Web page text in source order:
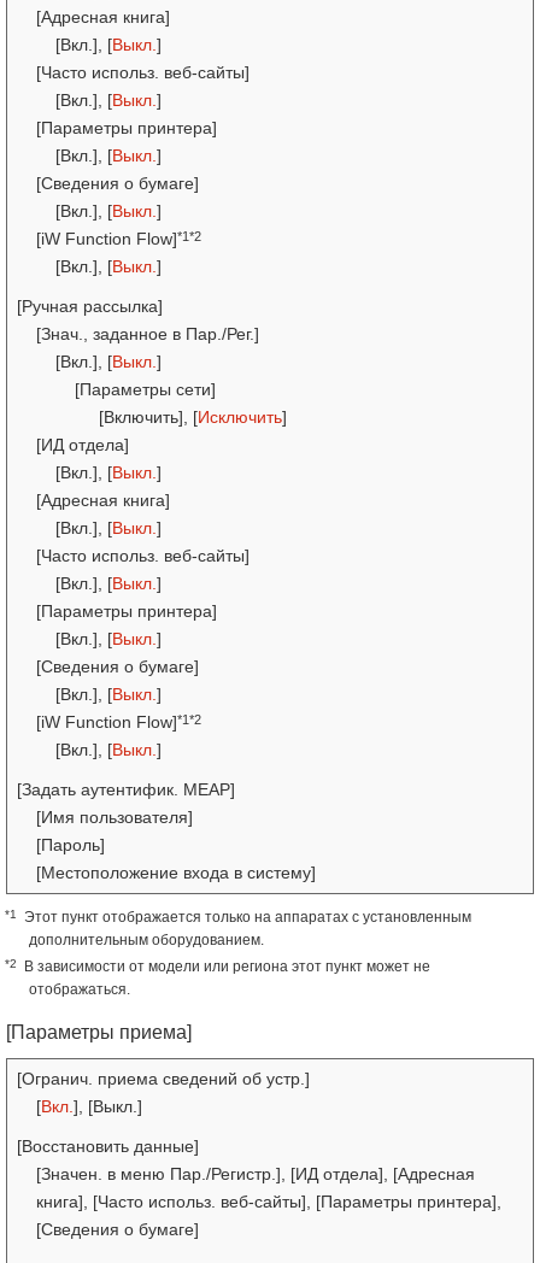
[Адресная книга]
[Вкл.], [Выкл. ]
[Часто использ. веб-сайты]
[Вкл.], [Выкл. ]
[Параметры принтера]
[Вкл.], [Выкл. ]
[Сведения о бумаге]
[Вкл.], [Выкл. ]
[iW Function Flow]*1*2
[Вкл.], [Выкл. ]
[Ручная рассылка]
[Знач., заданное в Пар./Рег.]
[Вкл.], [Выкл. ]
[Параметры сети]
[Включить], [Исключить]
[ИД отдела]
[Вкл.], [Выкл. ]
[Адресная книга]
[Вкл.], [Выкл. ]
[Часто использ. веб-сайты]
[Вкл.], [Выкл. ]
[Параметры принтера]
[Вкл.], [Выкл. ]
[Сведения о бумаге]
[Вкл.], [Выкл. ]
[iW Function Flow]*1*2
[Вкл.], [Выкл. ]
[Задать аутентифик. MEAP]
[Имя пользователя]
[Пароль]
[Местоположение входа в систему]
*1
Этот пункт отображается только на аппаратах с установленным
дополнительным оборудованием.
*2
В зависимости от модели или региона этот пункт может не
отображаться.
[Параметры приема]
[Огранич. приема сведений об устр.]
[Вкл. ], [Выкл.]
[Восстановить данные]
[Значен. в меню Пар./Регистр.], [ИД отдела], [Адресная
книга], [Часто использ. веб-сайты], [Параметры принтера],
[Сведения о бумаге]